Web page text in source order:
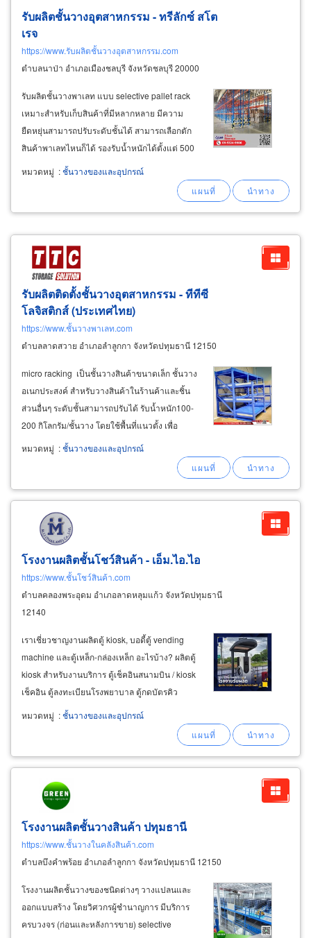
รับผลิตชั้นวางอุตสาหกรรม - ทรีลักซ์ สโต
เรจ
https://www.รับผลิตชั้นวางอุตสาหกรรม.com
ตำบลนาป่า อำเภอเมืองชลบุรี จังหวัดชลบุรี 20000
รับผลิตชั้นวางพาเลท แบบ selective pallet rack
เหมาะสำหรับเก็บสินค้าที่มีหลากหลาย มีความ
ยืดหยุ่นสามารถปรับระดับชั้นได้ สามารถเลือกตัก
สินค้าพาเลทไหนก็ได้ รองรับน้ำหนักได้ตั้งแต่ 500
– 3,000 กิโลกรัม ต่อชั้น ผลิตและจำหน่ายชั้นวาง
สินค้าขนาดเล็ก micro rack เหมาะสำหรับชั้นเก็บ
หมวดหมู่ :ชั้นวางของและอุปกรณ์
รับผลิตติดตั้งชั้นวางอุตสาหกรรม - ทีทีซี
โลจิสติกส์ (ประเทศไทย)
https://www.ชั้นวางพาเลท.com
ตำบลลาดสวาย อำเภอลำลูกกา จังหวัดปทุมธานี 12150
micro racking เป็นชั้นวางสินค้าขนาดเล็ก ชั้นวาง
อเนกประสงค์ สำหรับวางสินค้าในร้านค้าและชิ้น
ส่วนอื่นๆ ระดับชั้นสามารถปรับได้ รับน้ำหนัก100-
200 กิโลกรัม/ชั้นวาง โดยใช้พื้นที่แนวตั้ง เพื่อ
ประโยชน์สูงสุด ใช้เก็บวางสิ่งของหรือวางสินค้า
สำหรับร้านค้า ผู้ผลิตชั้นวางสินค้าขนาดกลาง
หมวดหมู่ :ชั้นวางของและอุปกรณ์
โรงงานผลิตชั้นโชว์สินค้า - เอ็ม.ไอ.ไอ
https://www.ชั้นโชว์สินค้า.com
ตำบลคลองพระอุดม อำเภอลาดหลุมแก้ว จังหวัดปทุมธานี
12140
เราเชี่ยวชาญงานผลิตตู้ kiosk, บอดี้ตู้ vending
machine และตู้เหล็ก-กล่องเหล็ก อะไรบ้าง? ผลิตตู้
kiosk สำหรับงานบริการ ตู้เช็คอินสนามบิน / kiosk
เช็คอิน ตู้ลงทะเบียนโรงพยาบาล ตู้กดบัตรคิว
ธนาคาร ตู้พิมพ์สติ๊กเกอร์ / ตู้กดบัตรจอดรถ ตู้
ดิสเพลย์สำหรับประชาสัมพันธ์ ผลิตตู้ kiosk ขาย
หมวดหมู่ :ชั้นวางของและอุปกรณ์
โรงงานผลิตชั้นวางสินค้า ปทุมธานี
https://www.ชั้นวางในคลังสินค้า.com
ตำบลบึงคำพร้อย อำเภอลำลูกกา จังหวัดปทุมธานี 12150
โรงงานผลิตชั้นวางของชนิดต่างๆ วางแปลนและ
ออกแบบสร้าง โดยวิศวกรผู้ชำนาญการ มีบริการ
ครบวงจร (ก่อนและหลังการขาย) selective